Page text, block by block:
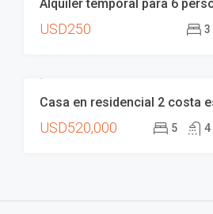
USD250 3
USD520,000 5 4